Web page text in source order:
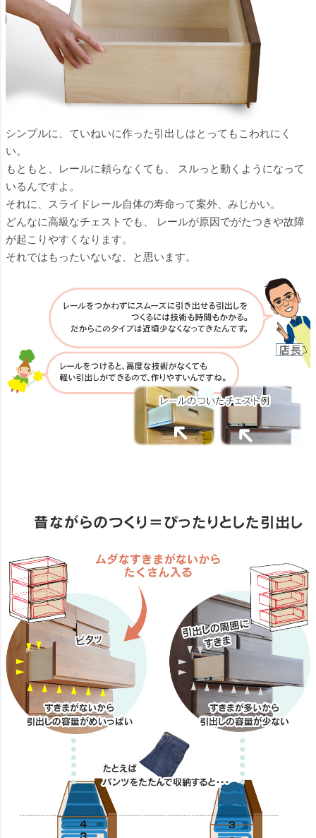
シンプルに、ていねいに作った引出しはとってもこわれにく
い。
もともと、レールに頼らなくても、 スルっと動くようになって
いるんですよ。
それに、スライドレール自体の寿命って案外、みじかい。
どんなに高級なチェストでも、 レールが原因でがたつきや故障
が起こりやすくなります。
それではもったいないな、と思います。